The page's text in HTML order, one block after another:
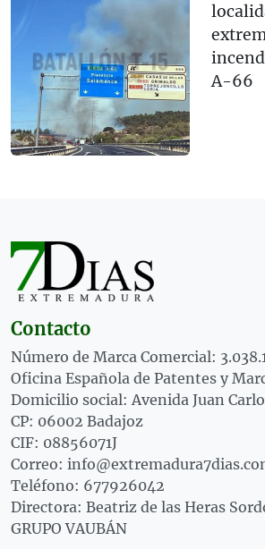
A-66
Contacto
Número de Marca Comercial:
Oficina Española de Patentes y
Domicilio social: Avenida Juan
CP: 06002 Badajoz
CIF: 08856071J
Correo:
Teléfono: 677926042
Directora: Beatriz de las Heras
GRUPO VAUBÁN